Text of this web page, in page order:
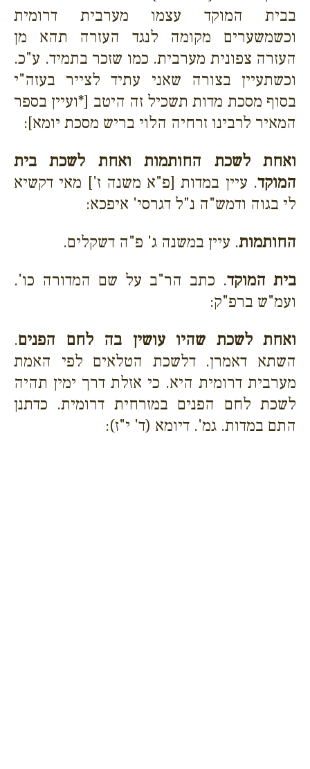
בבית המוקד עצמו מערבית דרומית
וכשמשערים מקומה לנגד העזרה תהא מן
העזרה צפונית מערבית. כמו שזכר בתמיד. ע"כ.
וכשתעיין בצורה שאני עתיד לצייר בעזה"י
בסוף מסכת מדות תשכיל זה היטב [*ועיין בספר
המאיר לרבינו זרחיה הלוי בריש מסכת יומא]:
ואחת לשכת החותמות ואחת לשכת בית
המוקד. עיין במדות [פ"א משנה ז'] מאי דקשיא
לי בגוה ודמש"ה נ"ל דגרסי' איפכא:
החותמות. עיין במשנה ג' פ"ה דשקלים.
בית המוקד. כתב הר"ב על שם המדורה כו'.
ועמ"ש ברפ"ק:
ואחת לשכת שהיו עושין בה לחם הפנים.
השתא דאמרן. דלשכת הטלאים לפי האמת
מערבית דרומית היא. כי אזלת דרך ימין תהיה
לשכת לחם הפנים במזרחית דרומית. כדתנן
התם במדות. גמ'. דיומא (ד' י"ז):